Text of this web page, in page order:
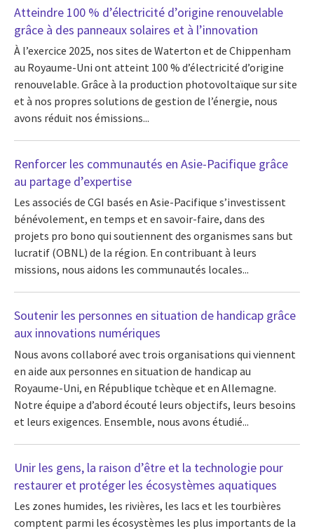
Atteindre 100 % d’électricité d’origine renouvelable
grâce à des panneaux solaires et à l’innovation
À l’exercice 2025, nos sites de Waterton et de Chippenham
au Royaume-Uni ont atteint 100 % d’électricité d’origine
renouvelable. Grâce à la production photovoltaïque sur site
et à nos propres solutions de gestion de l’énergie, nous
avons réduit nos émissions...
Renforcer les communautés en Asie-Pacifique grâce
au partage d’expertise
Les associés de CGI basés en Asie-Pacifique s’investissent
bénévolement, en temps et en savoir-faire, dans des
projets pro bono qui soutiennent des organismes sans but
lucratif (OBNL) de la région. En contribuant à leurs
missions, nous aidons les communautés locales...
Soutenir les personnes en situation de handicap grâce
aux innovations numériques
Nous avons collaboré avec trois organisations qui viennent
en aide aux personnes en situation de handicap au
Royaume-Uni, en République tchèque et en Allemagne.
Notre équipe a d’abord écouté leurs objectifs, leurs besoins
et leurs exigences. Ensemble, nous avons étudié...
Unir les gens, la raison d’être et la technologie pour
restaurer et protéger les écosystèmes aquatiques
Les zones humides, les rivières, les lacs et les tourbières
comptent parmi les écosystèmes les plus importants de la